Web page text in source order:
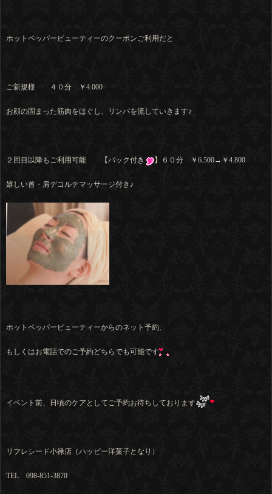
ホットペッパービューティーのクーポンご利用だと
ご新規様 ４０分 ￥4.000
お顔の固まった筋肉をほぐし、リンパを流していきます♪
２回目以降もご利用可能 【パック付き 】６０分 ￥6.500→￥4.800
嬉しい首・肩デコルテマッサージ付き♪
ホットペッパービューティーからのネット予約、
もしくはお電話でのご予約どちらでも可能です
イベント前、日頃のケアとしてご予約お待ちしております
リフレシード小禄店（ハッピー洋菓子となり）
TEL 098-851-3870